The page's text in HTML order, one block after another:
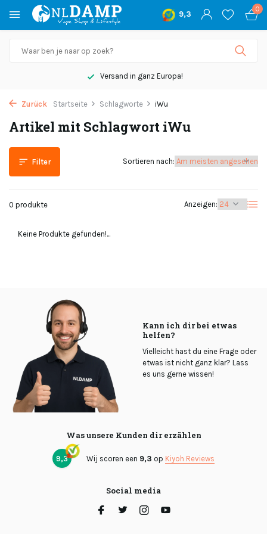
9,3
0
Versand in ganz Europa!
Zurück Startseite Schlagworte iWu
Artikel mit Schlagwort iWu
Filter
0 produkte Anzeigen:
Sortieren nach:
Keine Produkte gefunden!...
Kann ich dir bei etwas
helfen?
Vielleicht hast du eine Frage oder
etwas ist nicht ganz klar? Lass
es uns gerne wissen!
Was unsere Kunden dir erzählen
9,3 Wij scoren een 9,3 op Kiyoh Reviews
Social media